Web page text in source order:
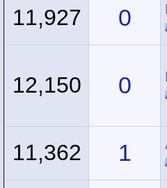
0
11,927
0
12,150
1
11,362